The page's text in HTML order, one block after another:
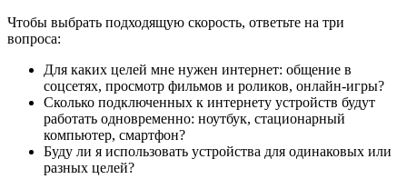
Чтобы выбрать подходящую скорость, ответьте на три
вопроса:
Для каких целей мне нужен интернет: общение в
соцсетях, просмотр фильмов и роликов, онлайн-игры?
Сколько подключенных к интернету устройств будут
работать одновременно: ноутбук, стационарный
компьютер, смартфон?
Буду ли я использовать устройства для одинаковых или
разных целей?